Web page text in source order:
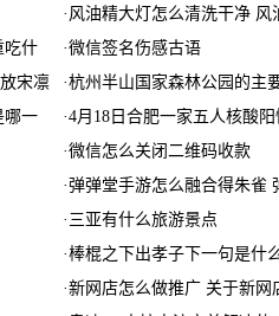
· 风油精大灯怎么清洗干净 风
吃什 ·微信签名伤感古语
宋凛 ·杭州半山国家森林公园的主
哪一 ·4月18日合肥一家五人核酸
·微信怎么关闭二维码收款
·弹弹堂手游怎么融合得朱雀
· 三亚有什么旅游景点
·棒棍之下出孝子下一句是什
·新网店怎么做推广 关于新网